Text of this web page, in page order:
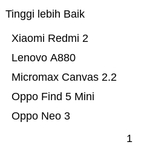
Tinggi lebih Baik
Oppo Neo 3
Oppo Find 5 Mini
Micromax Canvas 2.2
Lenovo A880
Xiaomi Redmi 2
1